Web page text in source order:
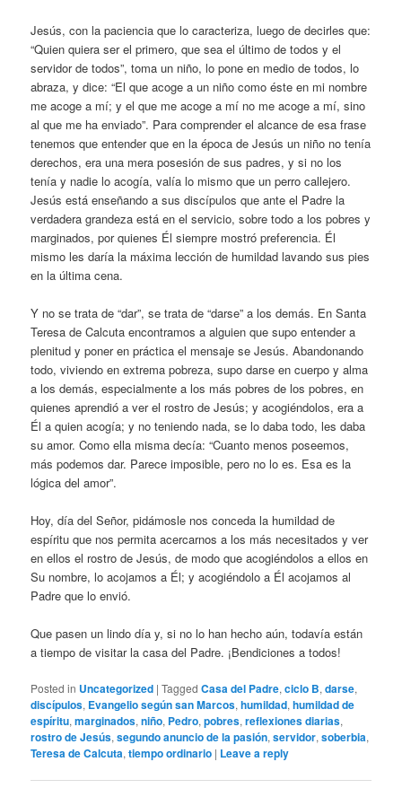
Jesús, con la paciencia que lo caracteriza, luego de decirles que:
“Quien quiera ser el primero, que sea el último de todos y el
servidor de todos”, toma un niño, lo pone en medio de todos, lo
abraza, y dice: “El que acoge a un niño como éste en mi nombre
me acoge a mí; y el que me acoge a mí no me acoge a mí, sino
al que me ha enviado”. Para comprender el alcance de esa frase
tenemos que entender que en la época de Jesús un niño no tenía
derechos, era una mera posesión de sus padres, y si no los
tenía y nadie lo acogía, valía lo mismo que un perro callejero.
Jesús está enseñando a sus discípulos que ante el Padre la
verdadera grandeza está en el servicio, sobre todo a los pobres y
marginados, por quienes Él siempre mostró preferencia. Él
mismo les daría la máxima lección de humildad lavando sus pies
en la última cena.
Y no se trata de “dar”, se trata de “darse” a los demás. En Santa
Teresa de Calcuta encontramos a alguien que supo entender a
plenitud y poner en práctica el mensaje se Jesús. Abandonando
todo, viviendo en extrema pobreza, supo darse en cuerpo y alma
a los demás, especialmente a los más pobres de los pobres, en
quienes aprendió a ver el rostro de Jesús; y acogiéndolos, era a
Él a quien acogía; y no teniendo nada, se lo daba todo, les daba
su amor. Como ella misma decía: “Cuanto menos poseemos,
más podemos dar. Parece imposible, pero no lo es. Esa es la
lógica del amor”.
Hoy, día del Señor, pidámosle nos conceda la humildad de
espíritu que nos permita acercarnos a los más necesitados y ver
en ellos el rostro de Jesús, de modo que acogiéndolos a ellos en
Su nombre, lo acojamos a Él; y acogiéndolo a Él acojamos al
Padre que lo envió.
Que pasen un lindo día y, si no lo han hecho aún, todavía están
a tiempo de visitar la casa del Padre. ¡Bendiciones a todos!
Posted in Uncategorized |Tagged Casa del Padre,ciclo B,darse,
discípulos, Evangelio según san Marcos,humildad,humildad de
espíritu,marginados,niño, Pedro,pobres,reflexiones diarias,
rostro de Jesús,segundo anuncio de la pasión,servidor,soberbia,
Teresa de Calcuta,tiempo ordinario | Leave a reply